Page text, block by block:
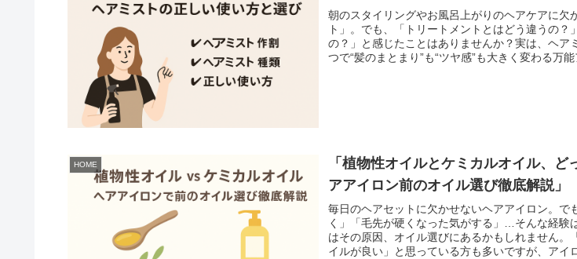
朝のスタイリングやお風呂上がりのヘアケアに欠
ト」。でも、「トリートメントとはどう違うの？
の？」と感じたことはありませんか？実は、ヘア
つで“髪のまとまり”も“ツヤ感”も大きく変わる万能
HOME
「植物性オイルとケミカルオイル、ど
アアイロン前のオイル選び徹底解説」
毎日のヘアセットに欠かせないヘアアイロン。で
く」「毛先が硬くなった気がする」…そんな経験
はその原因、オイル選びにあるかもしれません。
イルが良い」と思っている方も多いですが、アイ